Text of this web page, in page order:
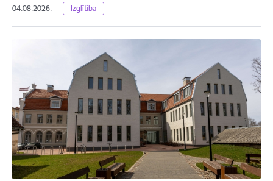
04.08.2026. Izglītība